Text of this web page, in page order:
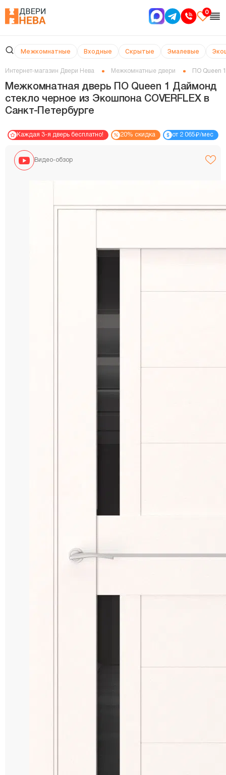
0
Межкомнатные Входные Скрытые Эмалевые
Интернет-магазин Двери Нева Межкомнатные двери ПО Queen
Межкомнатная дверь ПО Queen 1 Даймонд
стекло черное из Экошпона COVERFLEX в
Cанкт-Петербурге
Каждая 3-я дверь бесплатно! 20% скидка от 2 065₽/мес
Видео-обзор